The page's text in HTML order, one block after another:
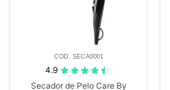
COD. SECA0001
4.9
Secador de Pelo Care By